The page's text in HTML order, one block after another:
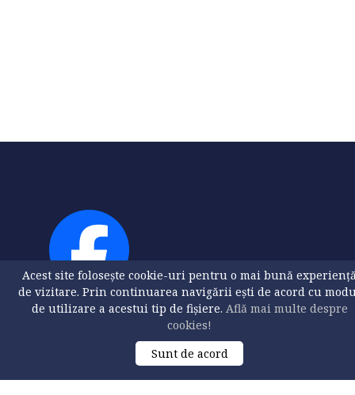
Acest site folosește cookie-uri pentru o mai bună
de vizitare. Prin continuarea navigării ești de acord cu
de utilizare a acestui tip de fișiere. Află mai multe despre
cookies!
Sunt de acord